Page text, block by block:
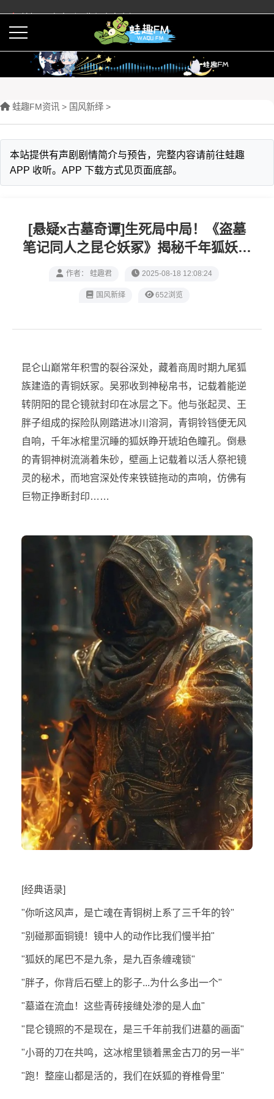
蛙趣FM有声剧预告与内容介绍
蛙趣FM资讯 > ‌国风新绎 >
本站提供有声剧剧情简介与预告，完整内容请前往蛙趣
APP 收听。APP 下载方式见页面底部。
[悬疑x古墓奇谭]生死局中局！《盗墓
笔记同人之昆仑妖冢》揭秘千年狐妖夺
舍盛宴青铜镜海x尸茧列车
作者： 蛙趣君 2025-08-18 12:08:24
‌国风新绎 652浏览
昆仑山巅常年积雪的裂谷深处，藏着商周时期九尾狐
族建造的青铜妖冢。吴邪收到神秘帛书，记载着能逆
转阴阳的昆仑镜就封印在冰层之下。他与张起灵、王
胖子组成的探险队刚踏进冰川溶洞，青铜铃铛便无风
自响，千年冰棺里沉睡的狐妖睁开琥珀色瞳孔。倒悬
的青铜神树流淌着朱砂，壁画上记载着以活人祭祀镜
灵的秘术，而地宫深处传来铁链拖动的声响，仿佛有
巨物正挣断封印……
[经典语录]
"你听这风声，是亡魂在青铜树上系了三千年的铃"
"别碰那面铜镜！镜中人的动作比我们慢半拍"
"狐妖的尾巴不是九条，是九百条缠魂锁"
"胖子，你背后石壁上的影子...为什么多出一个"
"墓道在流血！这些青砖接缝处渗的是人血"
"昆仑镜照的不是现在，是三千年前我们进墓的画面"
"小哥的刀在共鸣，这冰棺里锁着黑金古刀的另一半"
"跑！整座山都是活的，我们在妖狐的脊椎骨里"